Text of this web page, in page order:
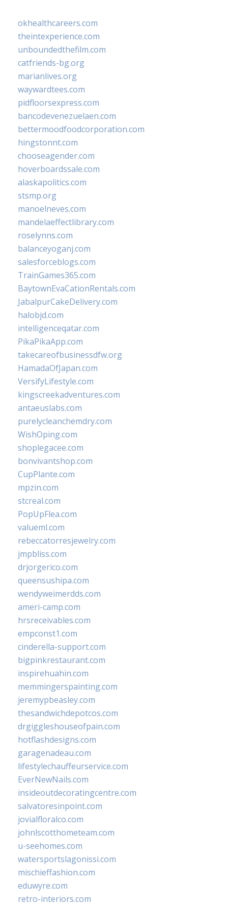
okhealthcareers.com
theintexperience.com
unboundedthefilm.com
catfriends-bg.org
marianlives.org
waywardtees.com
pidfloorsexpress.com
bancodevenezuelaen.com
bettermoodfoodcorporation.com
hingstonnt.com
chooseagender.com
hoverboardssale.com
alaskapolitics.com
stsmp.org
manoelneves.com
mandelaeffectlibrary.com
roselynns.com
balanceyoganj.com
salesforceblogs.com
TrainGames365.com
BaytownEvaCationRentals.com
JabalpurCakeDelivery.com
halobjd.com
intelligenceqatar.com
PikaPikaApp.com
takecareofbusinessdfw.org
HamadaOfJapan.com
VersifyLifestyle.com
kingscreekadventures.com
antaeuslabs.com
purelycleanchemdry.com
WishOping.com
shoplegacee.com
bonvivantshop.com
CupPlante.com
mpzin.com
stcreal.com
PopUpFlea.com
valueml.com
rebeccatorresjewelry.com
jmpbliss.com
drjorgerico.com
queensushipa.com
wendyweimerdds.com
ameri-camp.com
hrsreceivables.com
empconst1.com
cinderella-support.com
bigpinkrestaurant.com
inspirehuahin.com
memmingerspainting.com
jeremypbeasley.com
thesandwichdepotcos.com
drgiggleshouseofpain.com
hotflashdesigns.com
garagenadeau.com
lifestylechauffeurservice.com
EverNewNails.com
insideoutdecoratingcentre.com
salvatoresinpoint.com
jovialfloralco.com
johnlscotthometeam.com
u-seehomes.com
watersportslagonissi.com
mischieffashion.com
eduwyre.com
retro-interiors.com